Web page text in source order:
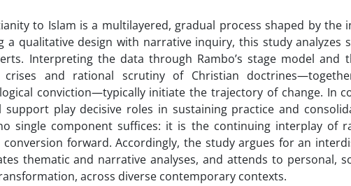
to Islam is a multilayered, gradual process shaped by the
a qualitative design with narrative inquiry, this study analyzes
Interpreting the data through Rambo’s stage model and
and rational scrutiny of Christian
conviction—typically initiate the trajectory of change. In
support play decisive roles in sustaining practice and
single component suffices: it is the continuing interplay of
forward. Accordingly, the study argues for an
thematic and narrative analyses, and attends to personal,
across diverse contemporary contexts.